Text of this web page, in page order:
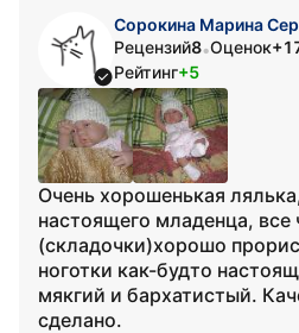
Сорокина Марина
Рецензий8•Оценок
Рейтинг+5
Очень хорошенькая
настоящего младенца, все
(складочки)хорошо
ноготки как-будто
мякгий и бархатистый.
сделано.